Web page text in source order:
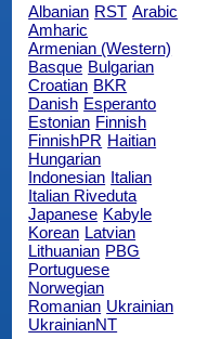
Albanian RST Arabic
Amharic
Armenian (Western)
Basque Bulgarian
Croatian BKR
Danish Esperanto
Estonian Finnish
FinnishPR Haitian
Hungarian
Indonesian Italian
Italian Riveduta
Japanese Kabyle
Korean Latvian
Lithuanian PBG
Portuguese
Norwegian
Romanian Ukrainian
UkrainianNT